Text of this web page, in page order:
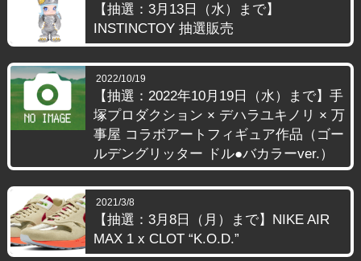
【抽選：3月13日（水）まで】
INSTINCTOY 抽選販売
2022/10/19
【抽選：2022年10月19日（水）まで】手
塚プロダクション × デハラユキノリ × 万
事屋 コラボアートフィギュア作品（ゴー
ルデングリッター ドル●バカラーver.）
2021/3/8
【抽選：3月8日（月）まで】NIKE AIR
MAX 1 x CLOT “K.O.D.”